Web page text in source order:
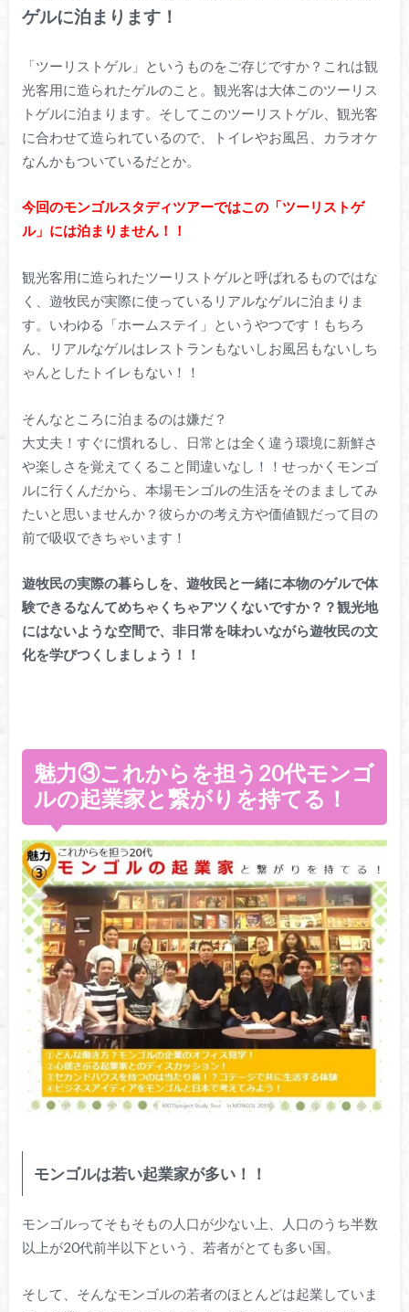
ゲルに泊まります！
「ツーリストゲル」というものをご存じですか？これは観
光客用に造られたゲルのこと。観光客は大体このツーリス
トゲルに泊まります。そしてこのツーリストゲル、観光客
に合わせて造られているので、トイレやお風呂、カラオケ
なんかもついているだとか。
今回のモンゴルスタディツアーではこの「ツーリストゲ
ル」には泊まりません！！
観光客用に造られたツーリストゲルと呼ばれるものではな
く、遊牧民が実際に使っているリアルなゲルに泊まりま
す。いわゆる「ホームステイ」というやつです！もちろ
ん、リアルなゲルはレストランもないしお風呂もないしち
ゃんとしたトイレもない！！
そんなところに泊まるのは嫌だ？
大丈夫！すぐに慣れるし、日常とは全く違う環境に新鮮さ
や楽しさを覚えてくること間違いなし！！せっかくモンゴ
ルに行くんだから、本場モンゴルの生活をそのまましてみ
たいと思いませんか？彼らかの考え方や価値観だって目の
前で吸収できちゃいます！
遊牧民の実際の暮らしを、遊牧民と一緒に本物のゲルで体
験できるなんてめちゃくちゃアツくないですか？？観光地
にはないような空間で、非日常を味わいながら遊牧民の文
化を学びつくしましょう！！
魅力③これからを担う20代モンゴ
ルの起業家と繋がりを持てる！
モンゴルは若い起業家が多い！！
モンゴルってそもそもの人口が少ない上、人口のうち半数
以上が20代前半以下という、若者がとても多い国。
そして、そんなモンゴルの若者のほとんどは起業していま